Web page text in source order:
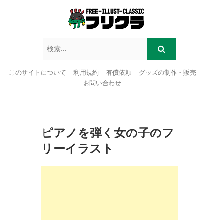
このサイトについて 利用規約 有償依頼
グッズの制作・販売
お問い合わせ
ピアノを弾く女の子のフ
リーイラスト